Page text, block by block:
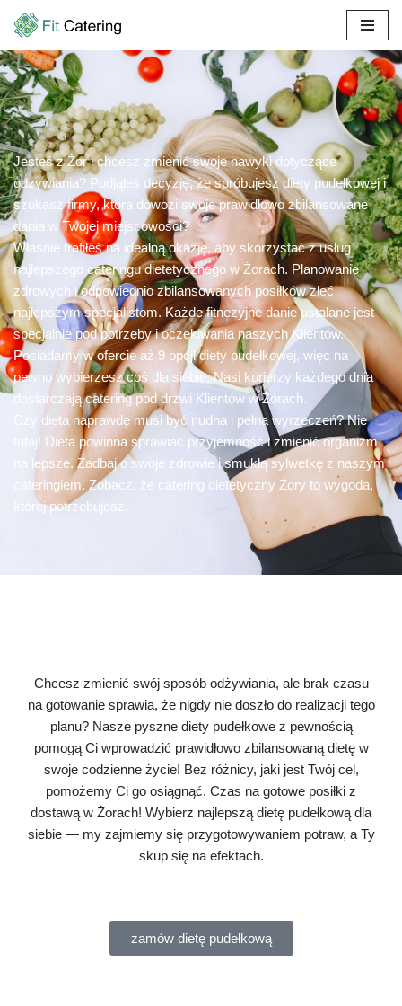
Przejdź
do
treści
Jesteś z Żor i chcesz zmienić swoje nawyki dotyczące
odżywiania? Podjąłeś decyzję, że spróbujesz diety pudełkowej i
szukasz firmy, która dowozi swoje prawidłowo zbilansowane
dania w Twojej miejscowości?
Właśnie trafiłeś na idealną okazję, aby skorzystać z usług
najlepszego cateringu dietetycznego w Żorach. Planowanie
zdrowych i odpowiednio zbilansowanych posiłków zleć
najlepszym specjalistom. Każde fitnezyjne danie ustalane jest
specjalnie pod potrzeby i oczekiwania naszych Klientów.
Posiadamy w ofercie aż 9 opcji diety pudełkowej, więc na
pewno wybierzesz coś dla siebie. Nasi kurierzy każdego dnia
dostarczają catering pod drzwi Klientów w Żorach.
Czy dieta naprawdę musi być nudna i pełna wyrzeczeń? Nie
tutaj! Dieta powinna sprawiać przyjemność i zmienić organizm
na lepsze. Zadbaj o swoje zdrowie i smukłą sylwetkę z naszym
cateringiem. Zobacz, że catering dietetyczny Żory to wygoda,
której potrzebujesz.
Chcesz zmienić swój sposób odżywiania, ale brak czasu
na gotowanie sprawia, że nigdy nie doszło do realizacji tego
planu? Nasze pyszne diety pudełkowe z pewnością
pomogą Ci wprowadzić prawidłowo zbilansowaną dietę w
swoje codzienne życie! Bez różnicy, jaki jest Twój cel,
pomożemy Ci go osiągnąć. Czas na gotowe posiłki z
dostawą w Żorach! Wybierz najlepszą dietę pudełkową dla
siebie — my zajmiemy się przygotowywaniem potraw, a Ty
skup się na efektach.
zamów dietę pudełkową